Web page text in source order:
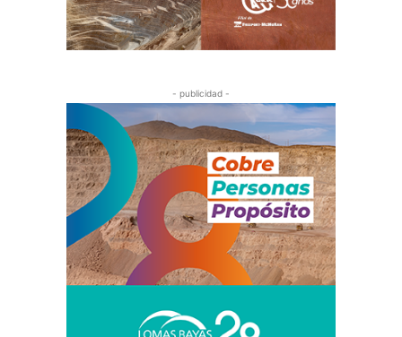
- publicidad -